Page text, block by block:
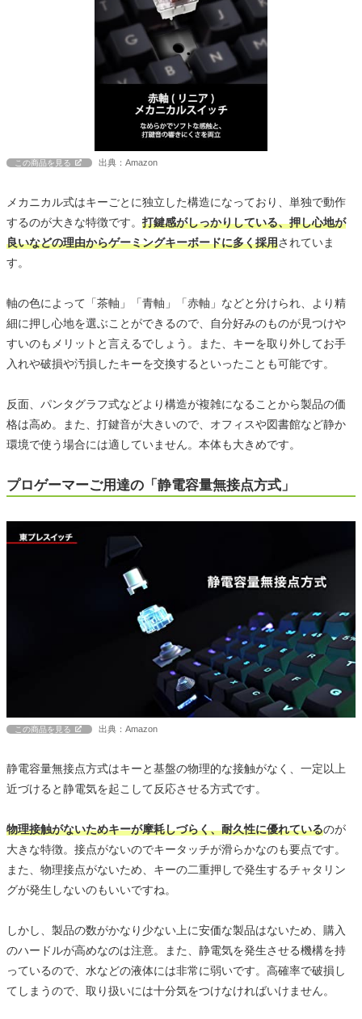
この商品を見る 出典：Amazon
メカニカル式はキーごとに独立した構造になっており、単独で動作
するのが大きな特徴です。 打鍵感がしっかりしている、押し心地が
良いなどの理由からゲーミングキーボードに多く採用されていま
す。
軸の色によって「茶軸」「青軸」「赤軸」などと分けられ、より精
細に押し心地を選ぶことができるので、自分好みのものが見つけや
すいのもメリットと言えるでしょう。また、キーを取り外してお手
入れや破損や汚損したキーを交換するといったことも可能です。
反面、パンタグラフ式などより構造が複雑になることから製品の価
格は高め。また、打鍵音が大きいので、オフィスや図書館など静か
環境で使う場合には適していません。本体も大きめです。
プロゲーマーご用達の「静電容量無接点方式」
この商品を見る 出典：Amazon
静電容量無接点方式はキーと基盤の物理的な接触がなく、一定以上
近づけると静電気を起こして反応させる方式です。
物理接触がないためキーが摩耗しづらく、耐久性に優れているのが
大きな特徴。接点がないのでキータッチが滑らかなのも要点です。
また、物理接点がないため、キーの二重押しで発生するチャタリン
グが発生しないのもいいですね。
しかし、製品の数がかなり少ない上に安価な製品はないため、購入
のハードルが高めなのは注意。また、静電気を発生させる機構を持
っているので、水などの液体には非常に弱いです。高確率で破損し
てしまうので、取り扱いには十分気をつけなければいけません。